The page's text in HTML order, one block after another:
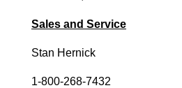
Sales and Service
Stan Hernick
1-800-268-7432